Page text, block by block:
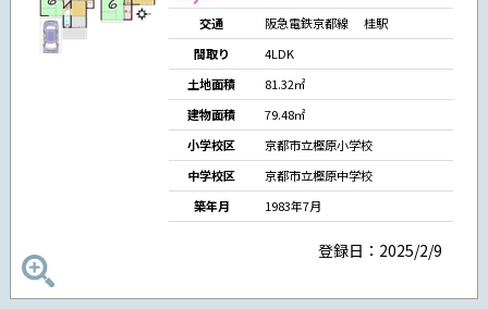
交通
阪急電鉄京都線 桂駅
間取り
4LDK
土地面積
81.32㎡
建物面積
79.48㎡
小学校区
京都市立樫原小学校
中学校区
京都市立樫原中学校
築年月
1983年7月
登録日：2025/2/9